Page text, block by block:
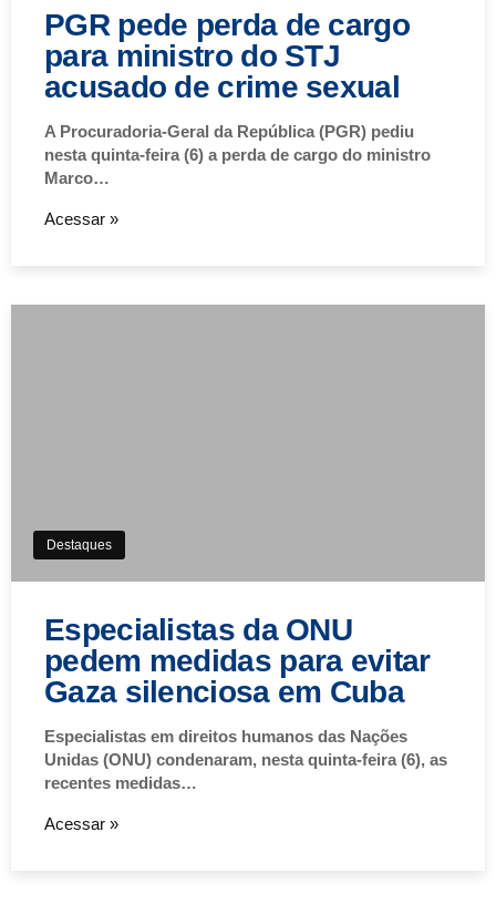
PGR pede perda de cargo
para ministro do STJ
acusado de crime sexual
A Procuradoria-Geral da República (PGR) pediu
nesta quinta-feira (6) a perda de cargo do ministro
Marco…
Acessar »
Destaques
Especialistas da ONU
pedem medidas para evitar
Gaza silenciosa em Cuba
Especialistas em direitos humanos das Nações
Unidas (ONU) condenaram, nesta quinta-feira (6), as
recentes medidas…
Acessar »